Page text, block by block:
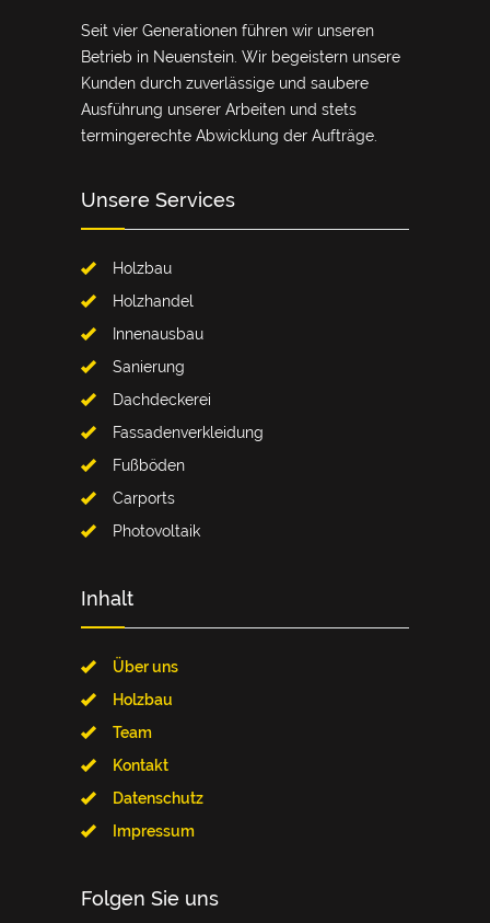
Seit vier Generationen führen wir unseren
Betrieb in Neuenstein. Wir begeistern unsere
Kunden durch zuverlässige und saubere
Ausführung unserer Arbeiten und stets
termingerechte Abwicklung der Aufträge.
Unsere Services
Holzbau
Holzhandel
Innenausbau
Sanierung
Dachdeckerei
Fassadenverkleidung
Fußböden
Carports
Photovoltaik
Inhalt
Über uns
Holzbau
Team
Kontakt
Datenschutz
Impressum
Folgen Sie uns